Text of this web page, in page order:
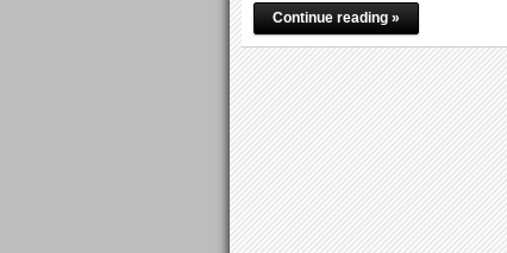
Continue reading »